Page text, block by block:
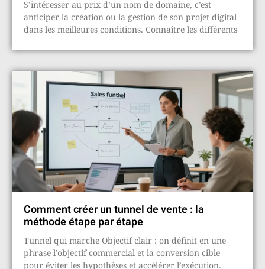
S’intéresser au prix d’un nom de domaine, c’est
anticiper la création ou la gestion de son projet digital
dans les meilleures conditions. Connaître les différents
Comment créer un tunnel de vente : la
méthode étape par étape
Tunnel qui marche Objectif clair : on définit en une
phrase l’objectif commercial et la conversion cible
pour éviter les hypothèses et accélérer l’exécution.